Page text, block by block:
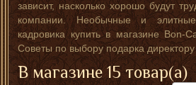
зависит, насколько хорошо будут
компании. Необычные и
кадровика купить в магазине Bon-
Советы по выбору подарка директору
В магазине 15 товар(а)